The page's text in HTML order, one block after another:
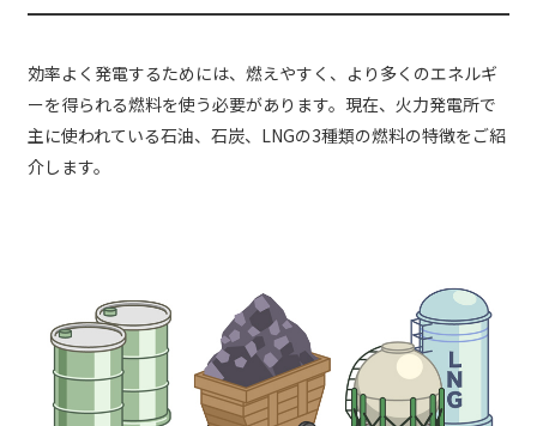
効率よく発電するためには、燃えやすく、より多くのエネルギ
ーを得られる燃料を使う必要があります。現在、火力発電所で
主に使われている石油、石炭、LNGの3種類の燃料の特徴をご紹
介します。